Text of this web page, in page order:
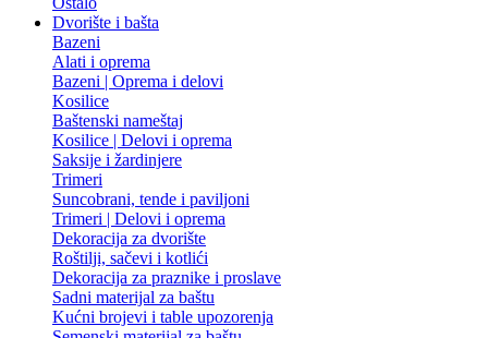
Dvorište i bašta
Bazeni
Alati i oprema
Bazeni | Oprema i delovi
Kosilice
Baštenski nameštaj
Kosilice | Delovi i oprema
Saksije i žardinjere
Trimeri
Suncobrani, tende i paviljoni
Trimeri | Delovi i oprema
Dekoracija za dvorište
Roštilji, sačevi i kotlići
Dekoracija za praznike i proslave
Sadni materijal za baštu
Kućni brojevi i table upozorenja